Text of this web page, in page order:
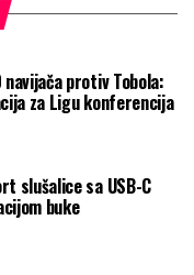
protiv Tobola:
za Ligu konferencija
slušalice sa USB-C
buke